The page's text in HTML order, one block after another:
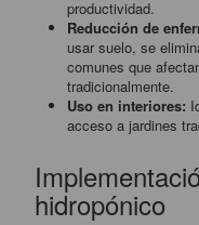
productividad.
Reducción de
usar suelo, se
comunes que
tradicionalmente.
Uso en interiores:
acceso a jardines
hidropónico